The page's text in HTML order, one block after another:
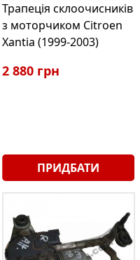
Трапеція склоочисників
з моторчиком Citroen
Xantia (1999-2003)
2 880 грн
ПРИДБАТИ